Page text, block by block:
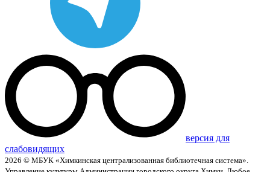
версия для
слабовидящих
2026 © МБУК «Химкинская централизованная библиотечная система».